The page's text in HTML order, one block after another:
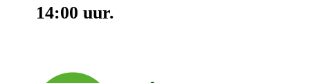
14:00 uur.